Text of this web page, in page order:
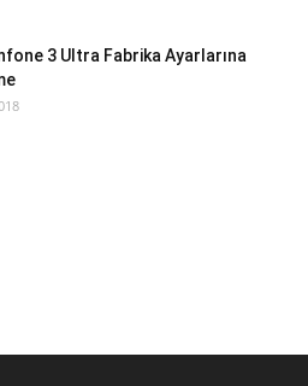
3 Ultra Fabrika Ayarlarına